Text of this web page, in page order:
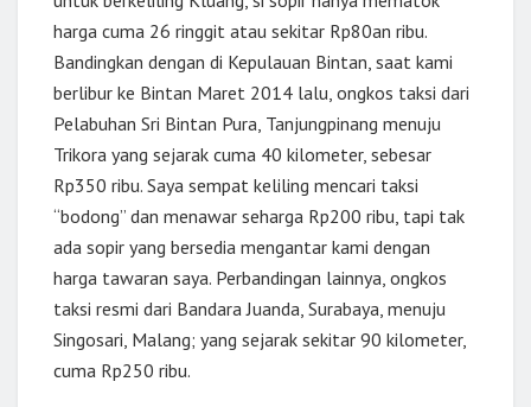
harga cuma 26 ringgit atau sekitar Rp80an ribu.
Bandingkan dengan di Kepulauan Bintan, saat kami
berlibur ke Bintan Maret 2014 lalu, ongkos taksi dari
Pelabuhan Sri Bintan Pura, Tanjungpinang menuju
Trikora yang sejarak cuma 40 kilometer, sebesar
Rp350 ribu. Saya sempat keliling mencari taksi
“bodong” dan menawar seharga Rp200 ribu, tapi tak
ada sopir yang bersedia mengantar kami dengan
harga tawaran saya. Perbandingan lainnya, ongkos
taksi resmi dari Bandara Juanda, Surabaya, menuju
Singosari, Malang; yang sejarak sekitar 90 kilometer,
cuma Rp250 ribu.